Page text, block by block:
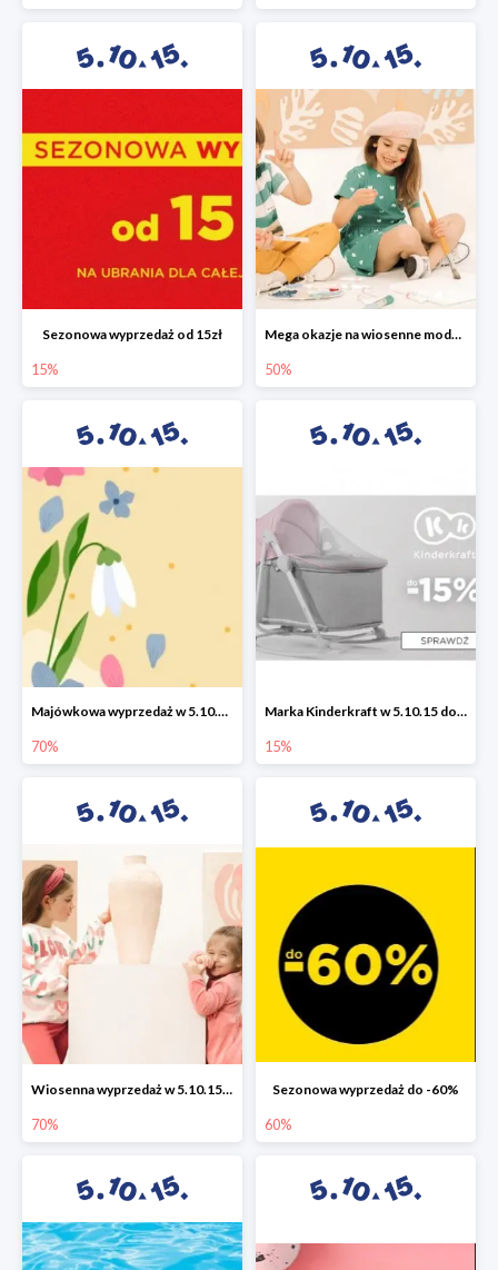
Sezonowa wyprzedaż od 15zł
15%
Mega okazje na wiosenne modele w 5.10.15 do -50%
50%
Majówkowa wyprzedaż w 5.10.15 do -70%
70%
Marka Kinderkraft w 5.10.15 do -15%
15%
Wiosenna wyprzedaż w 5.10.15 do -70%
70%
Sezonowa wyprzedaż do -60%
60%